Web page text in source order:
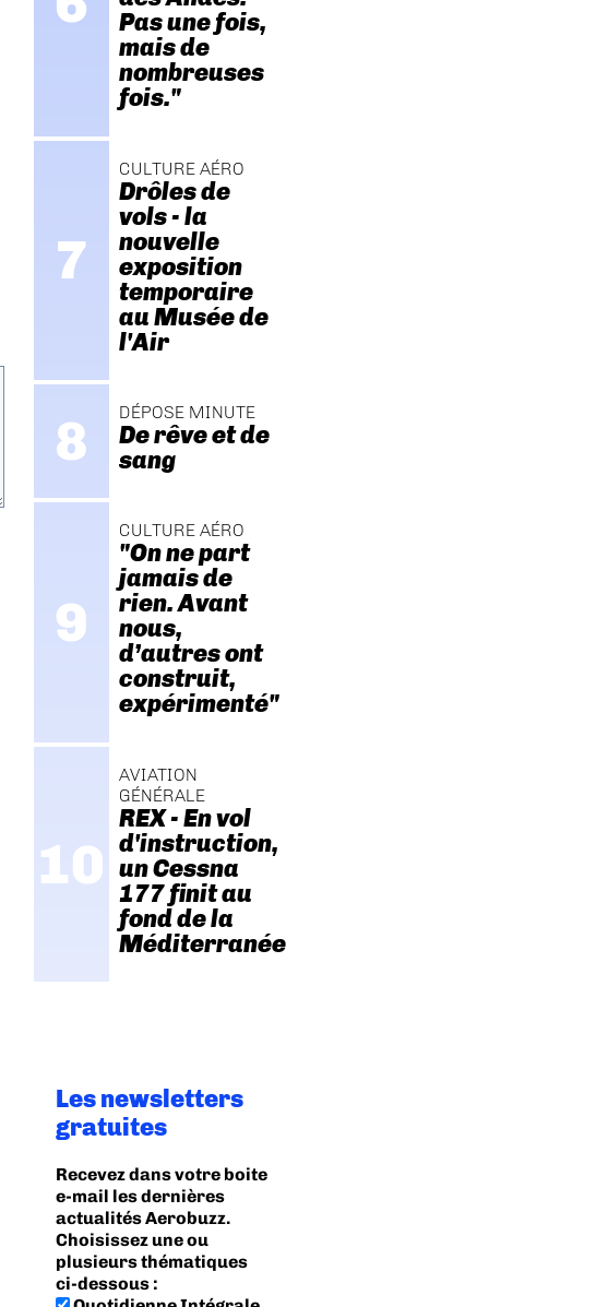
Pas une fois,
mais de
nombreuses
fois."
CULTURE AÉRO
Drôles de
vols - la
nouvelle
exposition
temporaire
au Musée de
l'Air
DÉPOSE MINUTE
De rêve et de
sang
CULTURE AÉRO
"On ne part
jamais de
rien. Avant
nous,
d’autres ont
construit,
expérimenté"
AVIATION
GÉNÉRALE
REX - En vol
d'instruction,
un Cessna
177 finit au
fond de la
Méditerranée
Les newsletters
gratuites
Recevez dans votre boite
e-mail les dernières
actualités Aerobuzz.
Choisissez une ou
plusieurs thématiques
ci-dessous :